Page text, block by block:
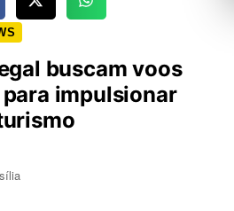
buscam voos
impulsionar